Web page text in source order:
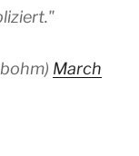
March